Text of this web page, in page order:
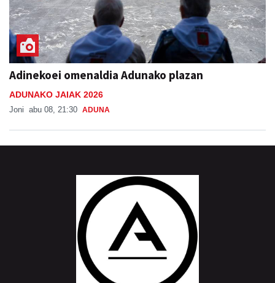
Adinekoei omenaldia Adunako plazan
ADUNAKO JAIAK 2026
Joni abu 08, 21:30 ADUNA